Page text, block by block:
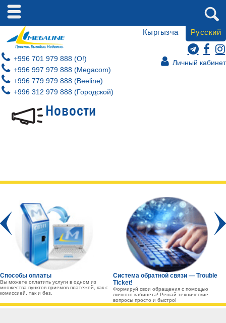
Личный кабинет
+996 701 979 888 (O!)
+996 997 979 888 (Megacom)
+996 779 979 888 (Beeline)
+996 312 979 888 (Городской)
Кыргызча Русский
Новости
Способы оплаты
Вы можете оплатить услуги в одном из
множества пунктов приемов платежей, как с
комиссией, так и без.
Система обратной связи — Trouble
Ticket!
Формируй свои обращения с помощью
личного кабинета! Решай технические
вопросы просто и быстро!